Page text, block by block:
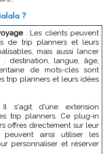
?
: Les clients peuvent
de trip planners et leurs
mais aussi lancer
destination, langue, âge,
de mots-clés sont
trip planners et leurs idées
d'une extension
trip planners. Ce plug-in
offres directement sur leur
ainsi utiliser les
personnaliser et réserver